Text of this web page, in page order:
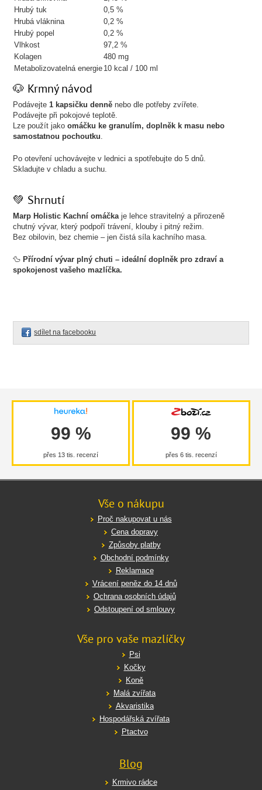
Hrubý tuk
0,5 %
Hrubá vláknina
0,2 %
Hrubý popel
0,2 %
Vlhkost
97,2 %
Kolagen
480 mg
Metabolizovatelná energie 10 kcal / 100 ml
🐶 Krmný návod
Podávejte1 kapsičku denně nebo dle potřeby zvířete.
Podávejte při pokojové teplotě.
Lze použít jakoomáčku ke granulím, doplněk k masu nebo
samostatnou pochoutku.
Po otevření uchovávejte v lednici a spotřebujte do 5 dnů.
Skladujte v chladu a suchu.
💚 Shrnutí
Marp Holistic Kachní omáčkaje lehce stravitelný a přirozeně
chutný vývar, který podpoří trávení, klouby i pitný režim.
Bez obilovin, bez chemie – jen čistá síla kachního masa.
🦆 Přírodní vývar plný chuti – ideální doplněk pro zdraví a
spokojenost vašeho mazlíčka.
sdílet na facebooku
99 %
přes 13 tis. recenzí
99 %
přes 6 tis. recenzí
Vše o nákupu
Proč nakupovat u nás
Cena dopravy
Způsoby platby
Obchodní podmínky
Reklamace
Vrácení peněz do 14 dnů
Ochrana osobních údajů
Odstoupení od smlouvy
Vše pro vaše mazlíčky
Psi
Kočky
Koně
Malá zvířata
Akvaristika
Hospodářská zvířata
Ptactvo
Blog
Krmivo rádce